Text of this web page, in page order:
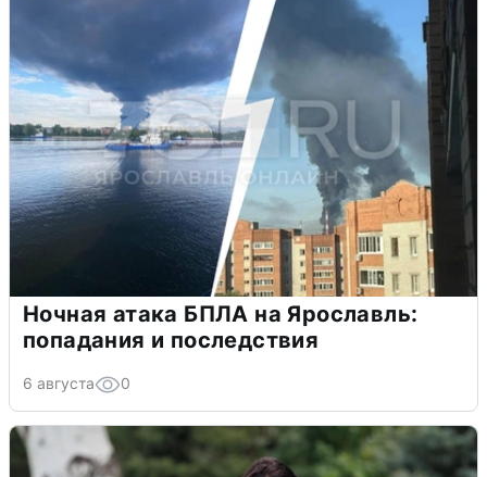
Ночная атака БПЛА на Ярославль:
попадания и последствия
6 августа 0